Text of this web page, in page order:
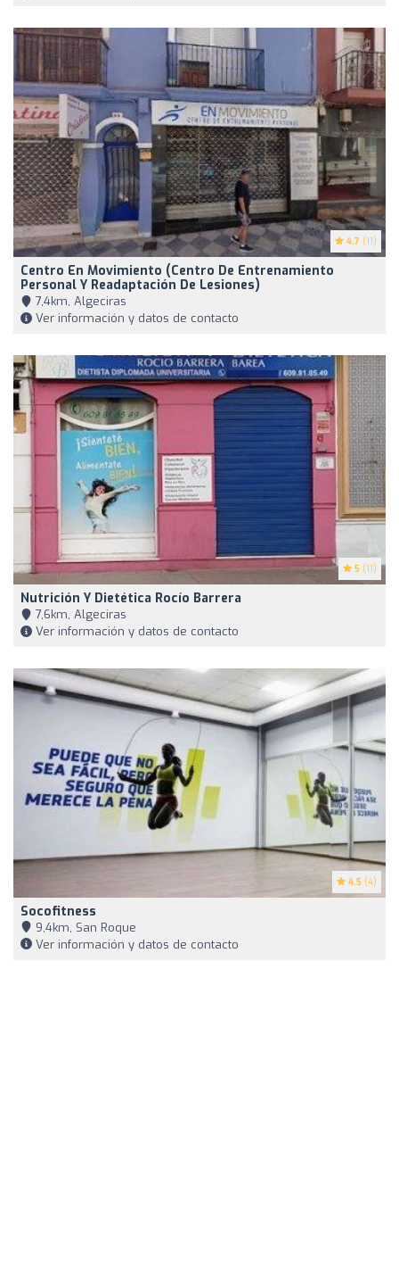
4.7 (11)
Centro En Movimiento (Centro De Entrenamiento
Personal Y Readaptación De Lesiones)
7,4km, Algeciras
Ver información y datos de contacto
5 (11)
Nutrición Y Dietética Rocío Barrera
7,6km, Algeciras
Ver información y datos de contacto
4.5 (4)
Socofitness
9,4km, San Roque
Ver información y datos de contacto